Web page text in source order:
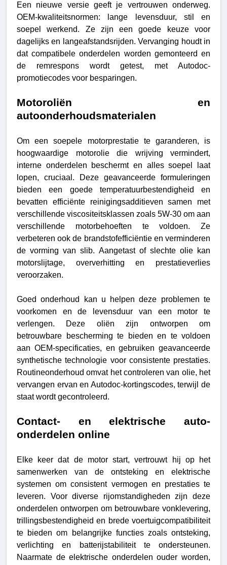
Een nieuwe versie geeft je vertrouwen onderweg.
OEM-kwaliteitsnormen: lange levensduur, stil en
soepel werkend. Ze zijn een goede keuze voor
dagelijks en langeafstandsrijden. Vervanging houdt in
dat compatibele onderdelen worden gemonteerd en
de remrespons wordt getest, met Autodoc-
promotiecodes voor besparingen.
Motoroliën en
autoonderhoudsmaterialen
Om een soepele motorprestatie te garanderen, is
hoogwaardige motorolie die wrijving vermindert,
interne onderdelen beschermt en alles soepel laat
lopen, cruciaal. Deze geavanceerde formuleringen
bieden een goede temperatuurbestendigheid en
bevatten efficiënte reinigingsadditieven samen met
verschillende viscositeitsklassen zoals 5W-30 om aan
verschillende motorbehoeften te voldoen. Ze
verbeteren ook de brandstofefficiëntie en verminderen
de vorming van slib. Aangetast of slechte olie kan
motorslijtage, oververhitting en prestatieverlies
veroorzaken.
Goed onderhoud kan u helpen deze problemen te
voorkomen en de levensduur van een motor te
verlengen. Deze oliën zijn ontworpen om
betrouwbare bescherming te bieden en te voldoen
aan OEM-specificaties, en gebruiken geavanceerde
synthetische technologie voor consistente prestaties.
Routineonderhoud omvat het controleren van olie, het
vervangen ervan en Autodoc-kortingscodes, terwijl de
staat wordt gecontroleerd.
Contact- en elektrische auto-
onderdelen online
Elke keer dat de motor start, vertrouwt hij op het
samenwerken van de ontsteking en elektrische
systemen om consistent vermogen en prestaties te
leveren. Voor diverse rijomstandigheden zijn deze
onderdelen ontworpen om betrouwbare vonklevering,
trillingsbestendigheid en brede voertuigcompatibiliteit
te bieden om belangrijke functies zoals ontsteking,
verlichting en batterijstabiliteit te ondersteunen.
Naarmate de elektrische onderdelen ouder worden,